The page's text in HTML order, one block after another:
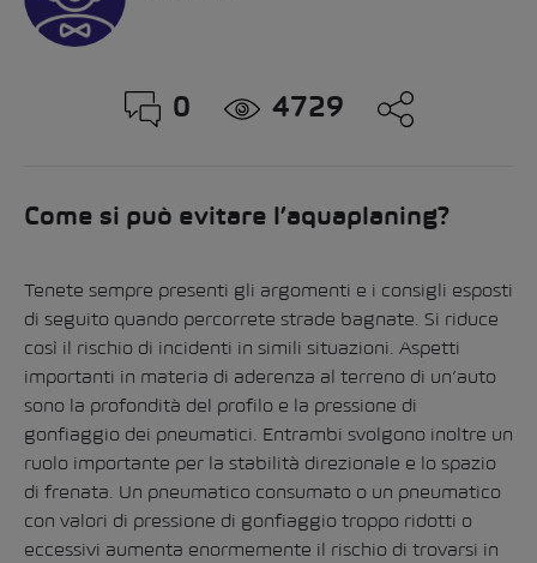
0 4729
Come si può evitare l’aquaplaning?
Tenete sempre presenti gli argomenti e i consigli esposti
di seguito quando percorrete strade bagnate. Si riduce
così il rischio di incidenti in simili situazioni. Aspetti
importanti in materia di aderenza al terreno di un’auto
sono la profondità del profilo e la pressione di
gonfiaggio dei pneumatici. Entrambi svolgono inoltre un
ruolo importante per la stabilità direzionale e lo spazio
di frenata. Un pneumatico consumato o un pneumatico
con valori di pressione di gonfiaggio troppo ridotti o
eccessivi aumenta enormemente il rischio di trovarsi in